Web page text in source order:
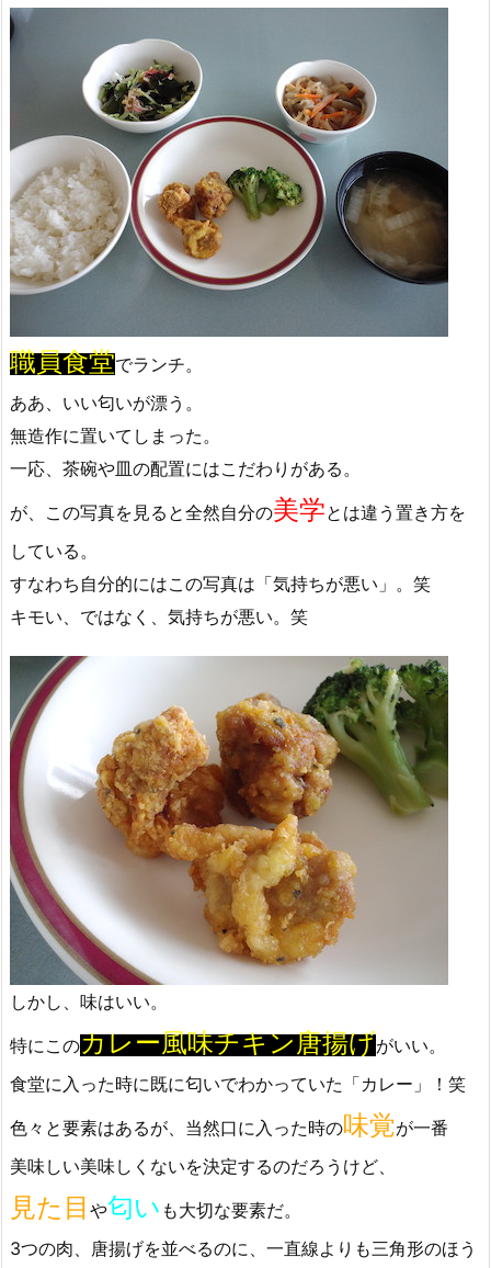
職員食堂でランチ。
ああ、いい匂いが漂う。
無造作に置いてしまった。
一応、茶碗や皿の配置にはこだわりがある。
が、この写真を見ると全然自分の美学とは違う置き方を
している。
すなわち自分的にはこの写真は「気持ちが悪い」。笑
キモい、ではなく、気持ちが悪い。笑
しかし、味はいい。
特にこのカレー風味チキン唐揚げがいい。
食堂に入った時に既に匂いでわかっていた「カレー」！笑
色々と要素はあるが、当然口に入った時の味覚が一番
美味しい美味しくないを決定するのだろうけど、
見た目 や匂い も大切な要素だ。
3つの肉、唐揚げを並べるのに、一直線よりも三角形のほう